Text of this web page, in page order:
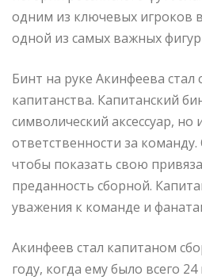
одним из ключевых игроков
одной из самых важных
Бинт на руке Акинфеева стал
капитанства. Капитанский
символический аксессуар, но
ответственности за
чтобы показать свою
преданность сборной.
уважения к команде и
Акинфеев стал капитаном
году, когда ему было всего